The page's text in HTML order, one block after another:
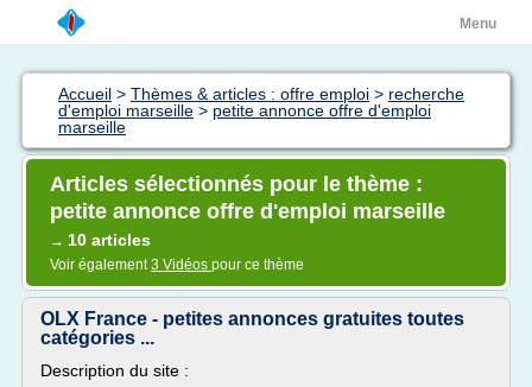
Menu
Accueil > Thèmes & articles : offre emploi > recherche
d'emploi marseille > petite annonce offre d'emploi
marseille
Articles sélectionnés pour le thème :
petite annonce offre d'emploi marseille
→ 10 articles
Voir également3 Vidéos pour ce thème
OLX France - petites annonces gratuites toutes
catégories ...
Description du site :